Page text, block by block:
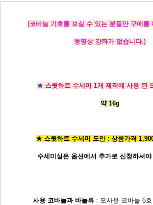
(코바늘 기호를 보실 수 있는 분들만 구매
동영상 강좌가 없습니다.)
★스윗하트 수세미 1개 제작에 사용 된
약 16g
★ 스윗하트 수세미 도안 : 상품가격
수세미실은 옵션에서 추가로 신청하셔야
사용 코바늘과 바늘류: 모사용 코바늘 6호